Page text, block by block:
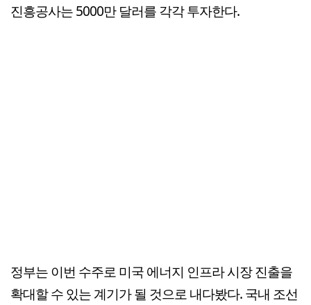
진흥공사는 5000만 달러를 각각 투자한다.
정부는 이번 수주로 미국 에너지 인프라 시장 진출을
확대할 수 있는 계기가 될 것으로 내다봤다. 국내 조선